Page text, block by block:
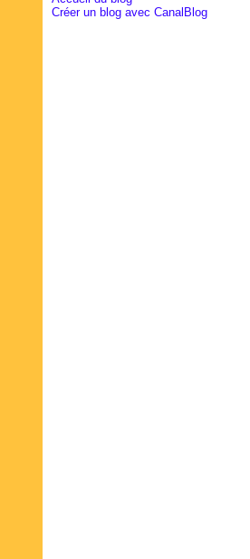
Créer un blog avec CanalBlog